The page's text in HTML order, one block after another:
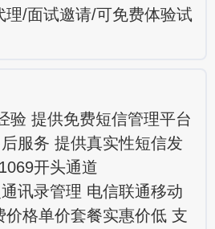
理/面试邀请/可免费体验试
验 提供免费短信管理平台
服务 提供真实性短信发
开头通道
讯录管理 电信联通移动
价格单价套餐实惠价低 支